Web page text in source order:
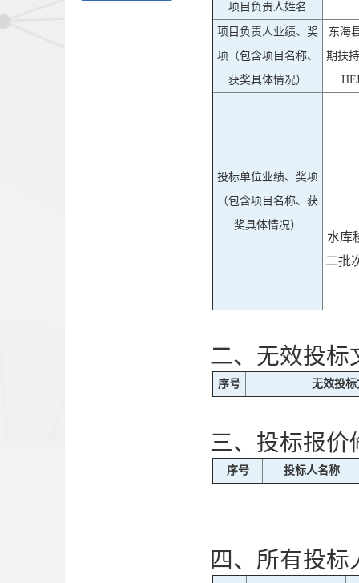
项目负责人姓名
项目负责人业绩、奖
项（包含项目名称、
获奖具体情况）
东海
期扶
投标单位业绩、奖项
（包含项目名称、获
奖具体情况）
水库
二批
二、无效投标
序号 无效投
三、投标报价
序号 投标人名称
四、所有投标